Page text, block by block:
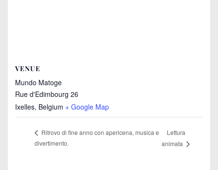
VENUE
Mundo Matoge
Rue d'Edimbourg 26
Ixelles, Belgium + Google Map
Ritrovo di fine anno con apericena, musica e
divertimento.
Lettura
animata